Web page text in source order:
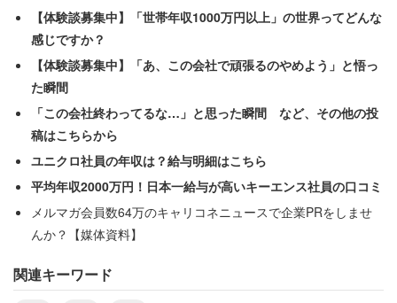
【体験談募集中】「世帯年収1000万円以上」の世界ってどんな
感じですか？
【体験談募集中】「あ、この会社で頑張るのやめよう」と悟っ
た瞬間
「この会社終わってるな…」と思った瞬間 など、その他の投
稿はこちらから
ユニクロ社員の年収は？給与明細はこちら
平均年収2000万円！日本一給与が高いキーエンス社員の口コミ
メルマガ会員数64万のキャリコネニュースで企業PRをしませ
んか？【媒体資料】
関連キーワード